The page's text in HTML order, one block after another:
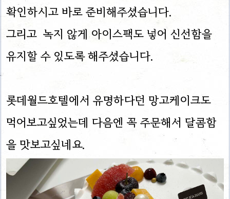
확인하시고 바로 준비해주셨습니다.
그리고 녹지 않게 아이스팩도 넣어 신선함을
유지할 수 있도록 해주셨습니다.
롯데월드호텔에서 유명하다던 망고케이크도
먹어보고싶었는데 다음엔 꼭 주문해서 달콤함
을 맛보고싶네요.